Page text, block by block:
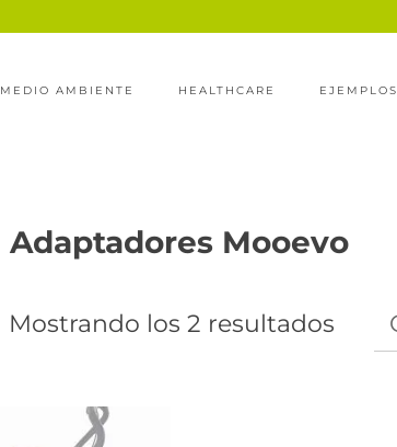
MEDIO AMBIENTE HEALTHCARE EJEMPLOS
Adaptadores Mooevo
Mostrando los 2 resultados